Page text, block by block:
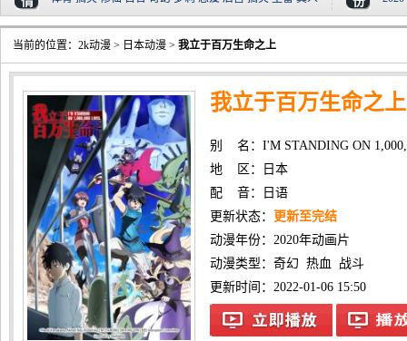
当前的位置： 2k动漫 > 日本动漫 > 我立于百万生命之上
我立于百万生命之上
别 名：I'M STANDING ON
地 区：日本
配 音：日语
更新状态：
更新至完结
动漫年份： 2020年动画片
动漫类型： 奇幻 热血
战斗
更新时间：2022-01-06 15:50